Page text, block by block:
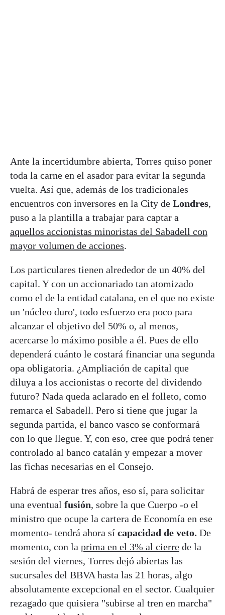
Ante la incertidumbre abierta, Torres quiso poner
toda la carne en el asador para evitar la segunda
vuelta. Así que, además de los tradicionales
encuentros con inversores en la City de Londres,
puso a la plantilla a trabajar para captar a
aquellos accionistas minoristas del Sabadell con
mayor volumen de acciones.
Los particulares tienen alrededor de un 40% del
capital. Y con un accionariado tan atomizado
como el de la entidad catalana, en el que no existe
un 'núcleo duro', todo esfuerzo era poco para
alcanzar el objetivo del 50% o, al menos,
acercarse lo máximo posible a él. Pues de ello
dependerá cuánto le costará financiar una segunda
opa obligatoria. ¿Ampliación de capital que
diluya a los accionistas o recorte del dividendo
futuro? Nada queda aclarado en el folleto, como
remarca el Sabadell. Pero si tiene que jugar la
segunda partida, el banco vasco se conformará
con lo que llegue. Y, con eso, cree que podrá tener
controlado al banco catalán y empezar a mover
las fichas necesarias en el Consejo.
Habrá de esperar tres años, eso sí, para solicitar
una eventual fusión, sobre la que Cuerpo -o el
ministro que ocupe la cartera de Economía en ese
momento- tendrá ahora sí capacidad de veto. De
momento, con la prima en el 3% al cierre de la
sesión del viernes, Torres dejó abiertas las
sucursales del BBVA hasta las 21 horas, algo
absolutamente excepcional en el sector. Cualquier
rezagado que quisiera "subirse al tren en marcha"